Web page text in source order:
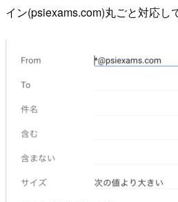
イン(psiexams.com)丸ごと対応し